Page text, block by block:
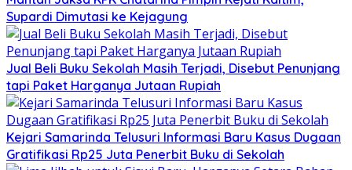
Supardi Dimutasi ke Kejagung
Jual Beli Buku Sekolah Masih Terjadi, Disebut Penunjang
tapi Paket Harganya Jutaan Rupiah
Kejari Samarinda Telusuri Informasi Baru Kasus Dugaan
Gratifikasi Rp25 Juta Penerbit Buku di Sekolah